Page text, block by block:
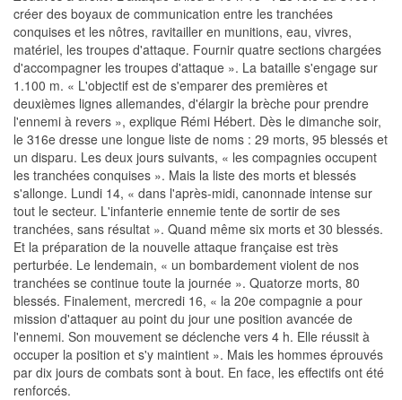
créer des boyaux de communication entre les tranchées
conquises et les nôtres, ravitailler en munitions, eau, vivres,
matériel, les troupes d'attaque. Fournir quatre sections chargées
d'accompagner les troupes d'attaque ». La bataille s'engage sur
1.100 m. « L'objectif est de s'emparer des premières et
deuxièmes lignes allemandes, d'élargir la brèche pour prendre
l'ennemi à revers », explique Rémi Hébert. Dès le dimanche soir,
le 316e dresse une longue liste de noms : 29 morts, 95 blessés et
un disparu. Les deux jours suivants, « les compagnies occupent
les tranchées conquises ». Mais la liste des morts et blessés
s'allonge. Lundi 14, « dans l'après-midi, canonnade intense sur
tout le secteur. L'infanterie ennemie tente de sortir de ses
tranchées, sans résultat ». Quand même six morts et 30 blessés.
Et la préparation de la nouvelle attaque française est très
perturbée. Le lendemain, « un bombardement violent de nos
tranchées se continue toute la journée ». Quatorze morts, 80
blessés. Finalement, mercredi 16, « la 20e compagnie a pour
mission d'attaquer au point du jour une position avancée de
l'ennemi. Son mouvement se déclenche vers 4 h. Elle réussit à
occuper la position et s'y maintient ». Mais les hommes éprouvés
par dix jours de combats sont à bout. En face, les effectifs ont été
renforcés.